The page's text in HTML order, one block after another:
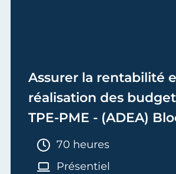
Assurer la rentabilité
réalisation des
TPE-PME - (ADEA)
Adjoint de Dirigeant
d'Entreprise Artisanale
Durée :
70 heures
Présentiel